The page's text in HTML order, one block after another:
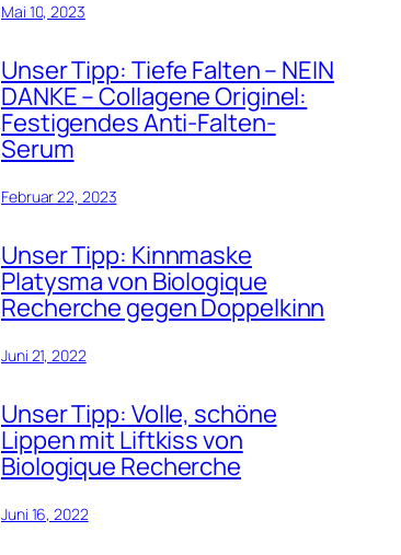
Mai 10, 2023
Unser Tipp: Tiefe Falten – NEIN
DANKE – Collagene Originel:
Festigendes Anti-Falten-
Serum
Februar 22, 2023
Unser Tipp: Kinnmaske
Platysma von Biologique
Recherche gegen Doppelkinn
Juni 21, 2022
Unser Tipp: Volle, schöne
Lippen mit Liftkiss von
Biologique Recherche
Juni 16, 2022